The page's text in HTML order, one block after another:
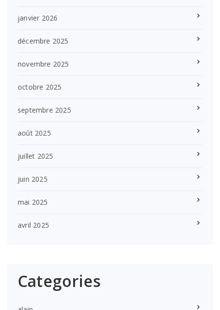
janvier 2026
décembre 2025
novembre 2025
octobre 2025
septembre 2025
août 2025
juillet 2025
juin 2025
mai 2025
avril 2025
Categories